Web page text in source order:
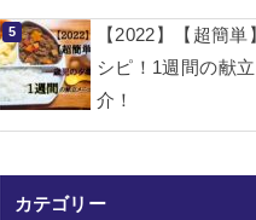
【2022】【超簡
シピ！1週間の献
介！
カテゴリー